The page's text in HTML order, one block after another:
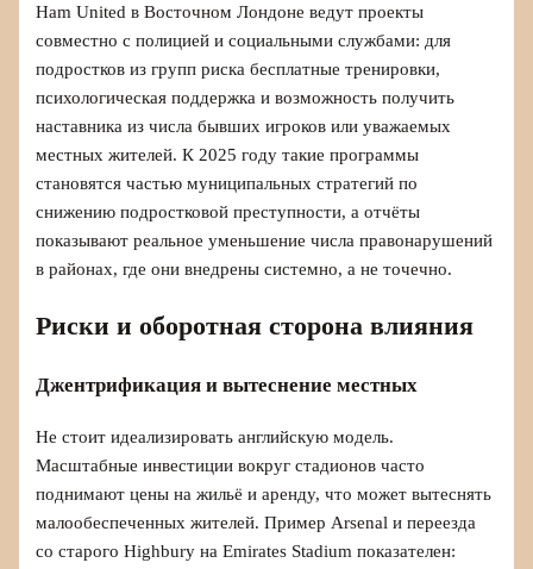
Ham United в Восточном Лондоне ведут проекты
совместно с полицией и социальными службами: для
подростков из групп риска бесплатные тренировки,
психологическая поддержка и возможность получить
наставника из числа бывших игроков или уважаемых
местных жителей. К 2025 году такие программы
становятся частью муниципальных стратегий по
снижению подростковой преступности, а отчёты
показывают реальное уменьшение числа правонарушений
в районах, где они внедрены системно, а не точечно.
Риски и оборотная сторона влияния
Джентрификация и вытеснение местных
Не стоит идеализировать английскую модель.
Масштабные инвестиции вокруг стадионов часто
поднимают цены на жильё и аренду, что может вытеснять
малообеспеченных жителей. Пример Arsenal и переезда
со старого Highbury на Emirates Stadium показателен: